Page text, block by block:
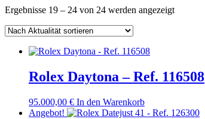
Ergebnisse 19 – 24 von 24 werden angezeigtNach
Rolex Daytona – Ref. 116508
95.000,00 € In den Warenkorb
Angebot!